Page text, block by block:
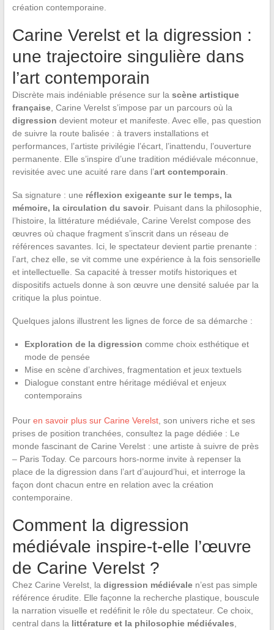
création contemporaine.
Carine Verelst et la digression :
une trajectoire singulière dans
l’art contemporain
Discrète mais indéniable présence sur la scène artistique
française, Carine Verelst s’impose par un parcours où la
digression devient moteur et manifeste. Avec elle, pas question
de suivre la route balisée : à travers installations et
performances, l’artiste privilégie l’écart, l’inattendu, l’ouverture
permanente. Elle s’inspire d’une tradition médiévale méconnue,
revisitée avec une acuité rare dans l’art contemporain
Sa signature : une réflexion exigeante sur le temps, la
mémoire, la circulation du savoir. Puisant dans la philosophie,
l’histoire, la littérature médiévale, Carine Verelst compose des
œuvres où chaque fragment s’inscrit dans un réseau de
références savantes. Ici, le spectateur devient partie prenante :
l’art, chez elle, se vit comme une expérience à la fois sensorielle
et intellectuelle. Sa capacité à tresser motifs historiques et
dispositifs actuels donne à son œuvre une densité saluée par la
critique la plus pointue.
Quelques jalons illustrent les lignes de force de sa démarche :
Exploration de la digression comme choix esthétique et
mode de pensée
Mise en scène d’archives, fragmentation et jeux textuels
Dialogue constant entre héritage médiéval et enjeux
contemporains
Pour en savoir plus sur Carine Verelst, son univers riche et ses
prises de position tranchées, consultez la page dédiée : Le
monde fascinant de Carine Verelst : une artiste à suivre de près
– Paris Today. Ce parcours hors-norme invite à repenser la
place de la digression dans l’art d’aujourd’hui, et interroge la
façon dont chacun entre en relation avec la création
contemporaine.
Comment la digression
médiévale inspire-t-elle l’œuvre
de Carine Verelst ?
Chez Carine Verelst, la digression médiévalen’est pas simple
référence érudite. Elle façonne la recherche plastique, bouscule
la narration visuelle et redéfinit le rôle du spectateur. Ce choix,
central dans la littérature et la philosophie médiévales